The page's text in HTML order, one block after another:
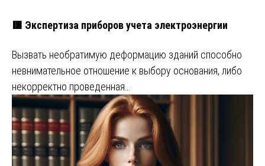
🟥 Экспертиза приборов учета электроэнергии
Вызвать необратимую деформацию зданий способно
невнимательное отношение к выбору основания, либо
некорректно проведенная…